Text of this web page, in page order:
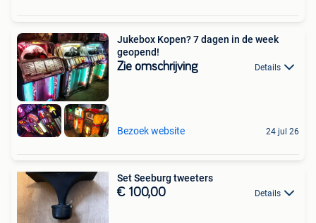
Jukebox Kopen? 7 dagen in de week
geopend!
Zie omschrijving Details
Bezoek website 24 jul 26
Set Seeburg tweeters
€ 100,00 Details